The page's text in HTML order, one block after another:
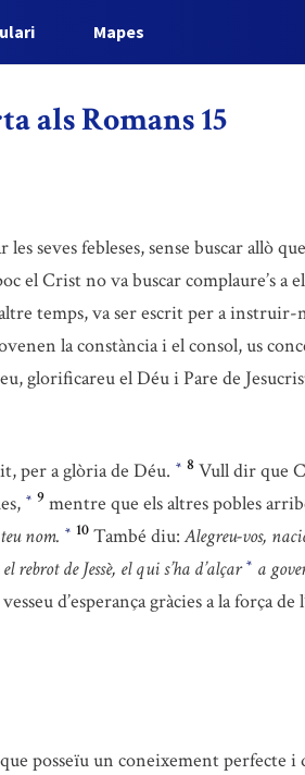
Mapes
als Romans 15
seves febleses, sense buscar allò
el Crist no va buscar complaure’s
temps, va ser escrit per a instruir-
la constància i el consol, us
glorificareu el Déu i Pare de
per a glòria de Déu. * 8 Vull dir que
* 9 mentre que els altres pobles
nom. * 10 També diu:Alegreu-vos,
rebrot de Jessè, el qui s’ha d’alçar * a
d’esperança gràcies a la força de
posseïu un coneixement perfecte i